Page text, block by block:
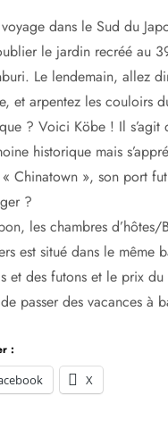
et Köbe
dans le Sud du
Le lendemain, allez
et arpentez les couloirs
? Voici Köbe ! Il s’agit